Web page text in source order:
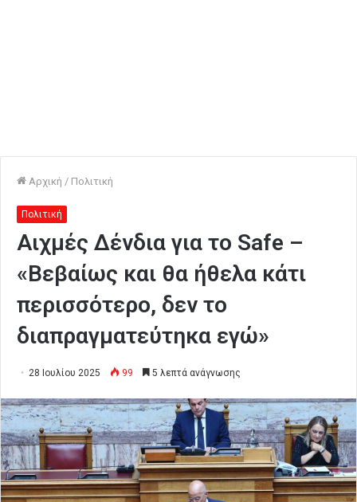
Αρχική / Πολιτική
Πολιτική
Αιχμές Δένδια για το Safe –
«Βεβαίως και θα ήθελα κάτι
περισσότερο, δεν το
διαπραγματεύτηκα εγώ»
28 Ιουλίου 2025 99 5 λεπτά ανάγνωσης